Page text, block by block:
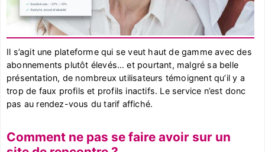
Il s’agit une plateforme qui se veut haut de gamme avec des
abonnements plutôt élevés… et pourtant, malgré sa belle
présentation, de nombreux utilisateurs témoignent qu’il y a
trop de faux profils et profils inactifs. Le service n’est donc
pas au rendez-vous du tarif affiché.
Comment ne pas se faire avoir sur un